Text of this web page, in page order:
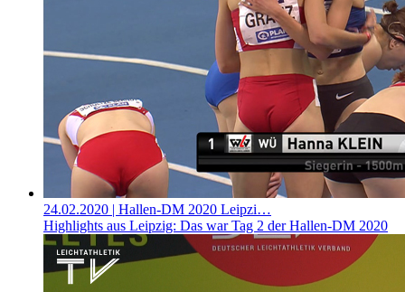
24.02.2020 | Hallen-DM 2020 Leipzi…
Highlights aus Leipzig: Das war Tag 2 der Hallen-DM 2020